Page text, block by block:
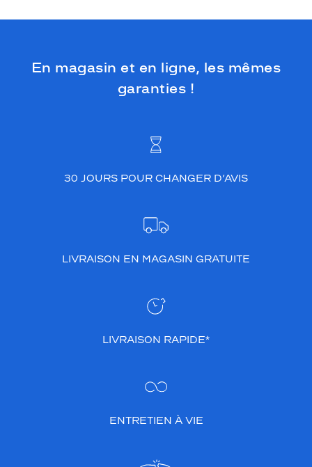
En magasin et en ligne, les mêmes
garanties !
30 JOURS POUR CHANGER D’AVIS
LIVRAISON EN MAGASIN GRATUITE
LIVRAISON RAPIDE*
ENTRETIEN À VIE